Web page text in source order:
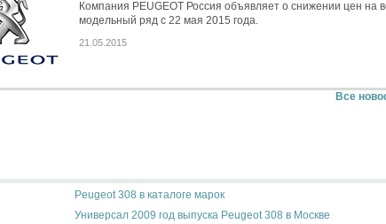
Компания PEUGEOT Россия объявляет о снижении цен на
модельный ряд с 22 мая 2015 года.
21.05.2015
Все
Peugeot 308 в каталоге марок
Универсал 2009 год выпуска Peugeot 308 в Москве